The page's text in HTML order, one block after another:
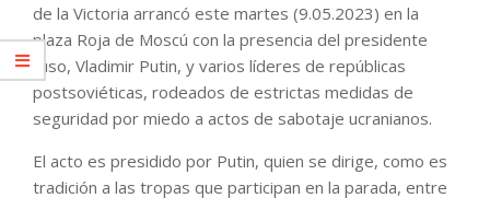
de la Victoria arrancó este martes (9.05.2023) en la
plaza Roja de Moscú con la presencia del presidente
ruso, Vladimir Putin, y varios líderes de repúblicas
postsoviéticas, rodeados de estrictas medidas de
seguridad por miedo a actos de sabotaje ucranianos.
El acto es presidido por Putin, quien se dirige, como es
tradición a las tropas que participan en la parada, entre